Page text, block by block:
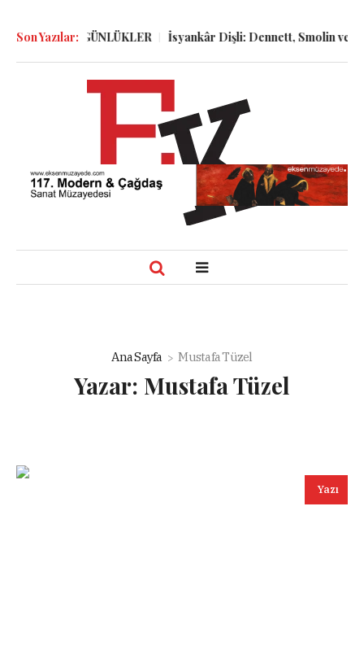
Son Yazılar:
ve GÜNLÜKLER İsyankâr Dişli: Dennett, Smolin ve
Ana Sayfa Mustafa Tüzel
Yazar: Mustafa Tüzel
Yazı